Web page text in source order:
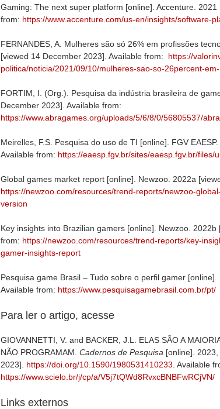
Gaming: The next super platform [online]. Accenture.
from: https://www.accenture.com/us-en/insights/software-
FERNANDES, A. Mulheres são só 26% em profissões
[viewed 14 December 2023]. Available from: https://
politica/noticia/2021/09/10/mulheres-sao-so-26percent-
FORTIM, I. (Org.). Pesquisa da indústria brasileira de
December 2023]. Available from:
https://www.abragames.org/uploads/5/6/8/0/56805537/
Meirelles, F.S. Pesquisa do uso de TI [online]. FGV
Available from: https://eaesp.fgv.br/sites/eaesp.fgv.br/files/
Global games market report [online]. Newzoo. 2022a
https://newzoo.com/resources/trend-reports/newzoo-
version
Key insights into Brazilian gamers [online]. Newzoo.
from: https://newzoo.com/resources/trend-reports/key-
gamer-insights-report
Pesquisa game Brasil – Tudo sobre o perfil gamer
Available from: https://www.pesquisagamebrasil.com.br/pt/
Para ler o artigo, acesse
GIOVANNETTI, V. and BACKER, J.L.
ELAS SÃO A
NÃO PROGRAMAM. Cadernos de Pesquisa [online].
2023]. https://doi.org/10.1590/1980531410233 . Available
https://www.scielo.br/j/cp/a/V5j7tQWd8RvxcBNBFwRCjVN/
Links externos